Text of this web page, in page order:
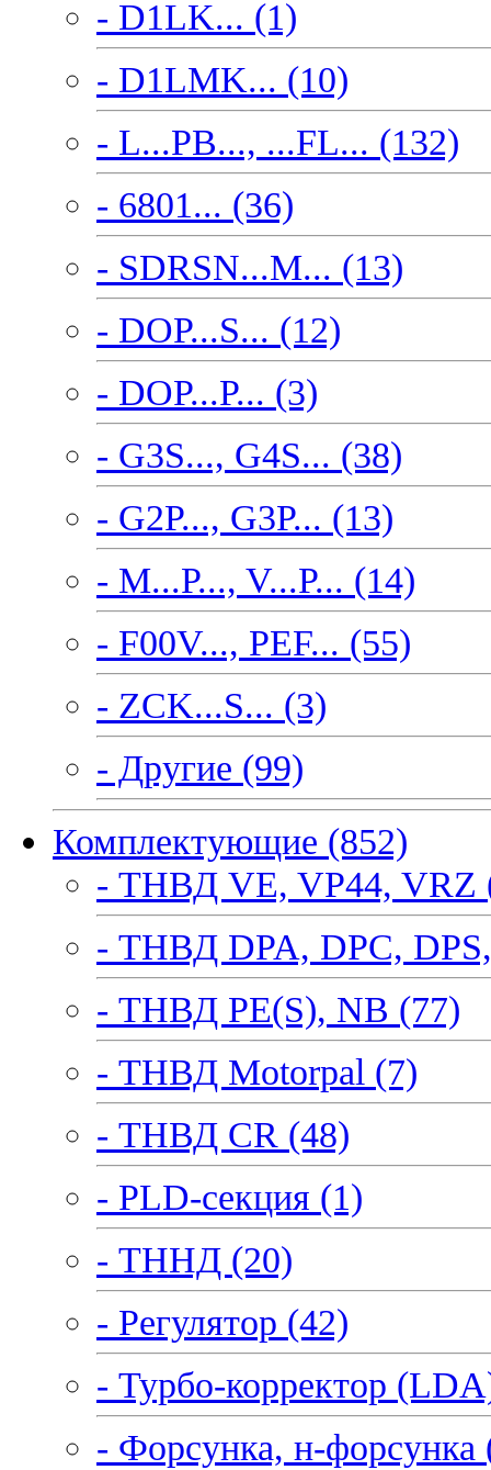
- D1LK... (1)
- D1LMK... (10)
- L...PB..., ...FL... (132)
- 6801... (36)
- SDRSN...M... (13)
- DOP...S... (12)
- DOP...P... (3)
- G3S..., G4S... (38)
- G2P..., G3P... (13)
- M...P..., V...P... (14)
- F00V..., PEF... (55)
- ZCK...S... (3)
- Другие (99)
Комплектующие (852)
- ТНВД VE, VP44, VRZ
- ТНВД DPA, DPC,
- ТНВД PE(S), NB (77)
- ТНВД Motorpal (7)
- ТНВД CR (48)
- PLD-секция (1)
- ТННД (20)
- Регулятор (42)
- Турбо-корректор
- Форсунка, н-форсунка